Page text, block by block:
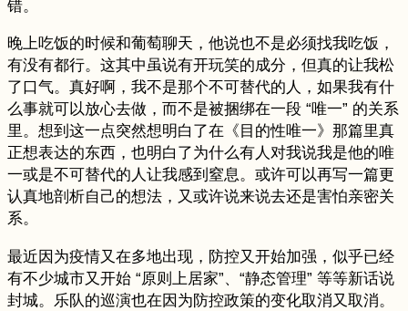
错。
晚上吃饭的时候和葡萄聊天，他说也不是必须找我吃饭，
有没有都行。这其中虽说有开玩笑的成分，但真的让我松
了口气。真好啊，我不是那个不可替代的人，如果我有什
么事就可以放心去做，而不是被捆绑在一段 “唯一” 的关系
里。想到这一点突然想明白了在《目的性唯一》那篇里真
正想表达的东西，也明白了为什么有人对我说我是他的唯
一或是不可替代的人让我感到窒息。或许可以再写一篇更
认真地剖析自己的想法，又或许说来说去还是害怕亲密关
系。
最近因为疫情又在多地出现，防控又开始加强，似乎已经
有不少城市又开始 “原则上居家”、“静态管理” 等等新话说
封城。乐队的巡演也在因为防控政策的变化取消又取消。